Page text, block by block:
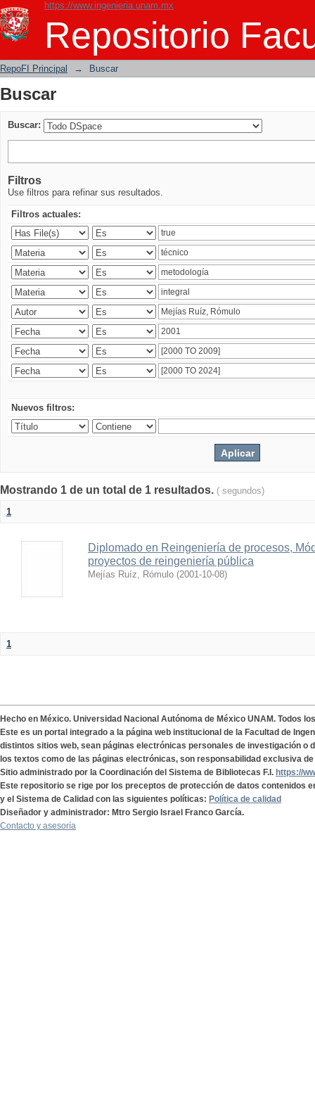
https://www.ingenieria.unam.mx
Repositorio
Buscar
RepoFI Principal → Buscar
Buscar
Buscar:
Filtros
Use filtros para refinar sus resultados.
Filtros actuales:
Nuevos filtros:
Mostrando 1 de un total de 1 resultados. ( segundos)
1
Diplomado en Reingeniería de procesos,
proyectos de reingeniería pública
Mejías Ruíz, Rómulo (2001-10-08)
1
Hecho en México. Universidad Nacional Autónoma de México UNAM. Todos
Este es un portal integrado a la página web institucional de la Facultad de
distintos sitios web, sean páginas electrónicas personales de investigación o
los textos como de las páginas electrónicas, son responsabilidad exclusiva
Sitio administrado por la Coordinación del Sistema de Bibliotecas F.I. https://
Este repositorio se rige por los preceptos de protección de datos contenidos
y el Sistema de Calidad con las siguientes políticas: Política de calidad
Diseñador y administrador: Mtro Sergio Israel Franco García.
Contacto y asesoría